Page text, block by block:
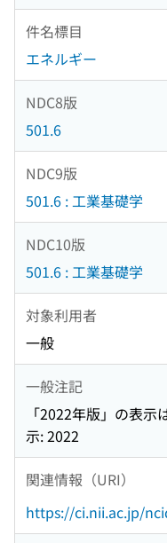
件名標目
エネルギー
NDC8版
501.6
NDC9版
501.6 : 工業基礎学
NDC10版
501.6 : 工業基礎学
対象利用者
一般
一般注記
「2022年版」の表
示: 2022
関連情報（URI）
https://ci.nii.ac.jp/